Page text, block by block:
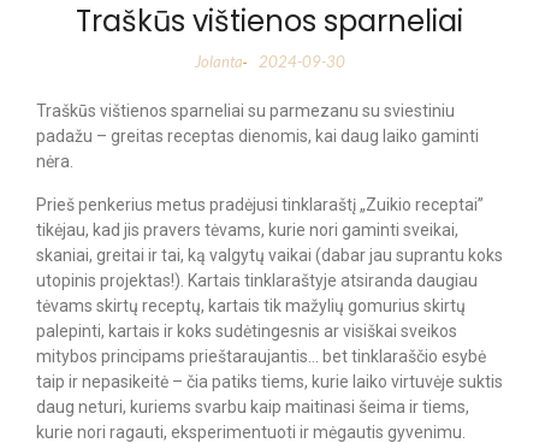
Traškūs vištienos sparneliai
Jolanta- 2024-09-30
Traškūs vištienos sparneliai su parmezanu su sviestiniu
padažu – greitas receptas dienomis, kai daug laiko gaminti
nėra.
Prieš penkerius metus pradėjusi tinklaraštį „Zuikio receptai”
tikėjau, kad jis pravers tėvams, kurie nori gaminti sveikai,
skaniai, greitai ir tai, ką valgytų vaikai (dabar jau suprantu koks
utopinis projektas!). Kartais tinklaraštyje atsiranda daugiau
tėvams skirtų receptų, kartais tik mažylių gomurius skirtų
palepinti, kartais ir koks sudėtingesnis ar visiškai sveikos
mitybos principams prieštaraujantis… bet tinklaraščio esybė
taip ir nepasikeitė – čia patiks tiems, kurie laiko virtuvėje suktis
daug neturi, kuriems svarbu kaip maitinasi šeima ir tiems,
kurie nori ragauti, eksperimentuoti ir mėgautis gyvenimu.